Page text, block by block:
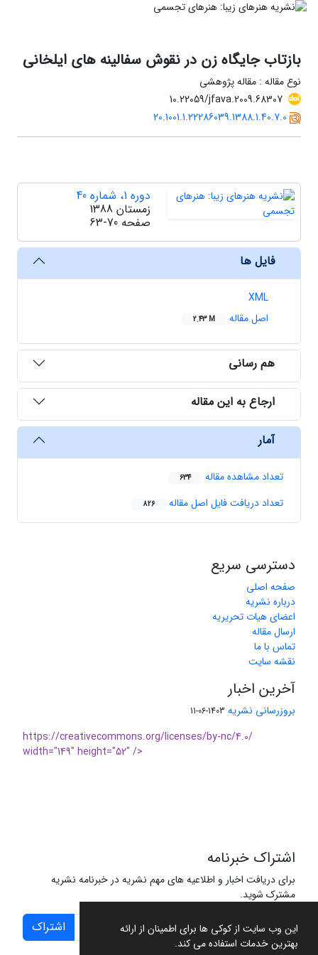
این وب سایت از کوکی ها برای اطمینان از ارائه
بهترین خدمات استفاده می کند.
بازتاب جایگاه زن در نقوش سفالینه های ایلخانی
نوع مقاله : مقاله پژوهشی
10.22059/jfava.2009.68307
20.1001.1.22286039.1388.1.40.7.0
دوره 1، شماره 40
زمستان 1388
صفحه 63-70
فایل ها
XML
اصل مقاله
2.43 M
هم رسانی
ارجاع به این مقاله
آمار
تعداد مشاهده مقاله 634
تعداد دریافت فایل اصل مقاله 826
دسترسی سریع
صفحه اصلی
درباره نشریه
اعضای هیات تحریریه
ارسال مقاله
تماس با ما
نقشه سایت
آخرین اخبار
بروزرسانی نشریه 1403-06-11
https://creativecommons.org/licenses/by-nc/4.0/
width="149" height="52" />
اشتراک خبرنامه
برای دریافت اخبار و اطلاعیه های مهم نشریه در خبرنامه نشریه
مشترک شوید.
اشتراک